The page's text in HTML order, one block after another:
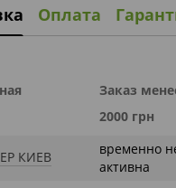
Оплата
Заказ
2000 грн
КИЕВ
временно
активна